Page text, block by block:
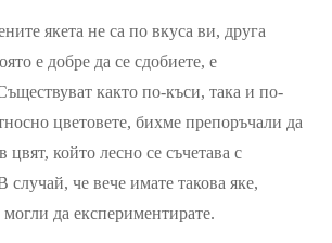
якета не са по вкуса ви, друга
е добре да се сдобиете, е
както по-къси, така и по-
цветовете, бихме препоръчали да
цвят, който лесно се съчетава с
случай, че вече имате такова яке,
могли да експериментирате.